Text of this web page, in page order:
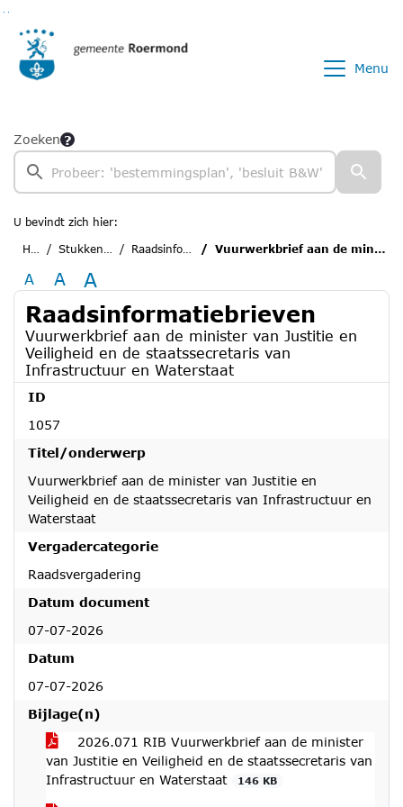
Menu
Zoeken
U bevindt zich hier:
Home
Stukken van de raad Raadsinformatiebrieven Vuurwerkbrief aan de minister van Justitie en Veiligheid en de staatssecretaris van Infrastructuur en Waterstaat
A A A
Raadsinformatiebrieven
Vuurwerkbrief aan de minister van Justitie en
Veiligheid en de staatssecretaris van
Infrastructuur en Waterstaat
ID
1057
Titel/onderwerp
Vuurwerkbrief aan de minister van Justitie en
Veiligheid en de staatssecretaris van Infrastructuur en
Waterstaat
Vergadercategorie
Raadsvergadering
Datum document
07-07-2026
Datum
07-07-2026
Bijlage(n)
2026.071 RIB Vuurwerkbrief aan de minister
van Justitie en Veiligheid en de staatssecretaris van
Infrastructuur en Waterstaat
146 KB